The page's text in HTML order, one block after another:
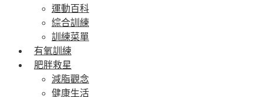
運動百科
綜合訓練
訓練菜單
有氧訓練
肥胖救星
減脂觀念
健康生活